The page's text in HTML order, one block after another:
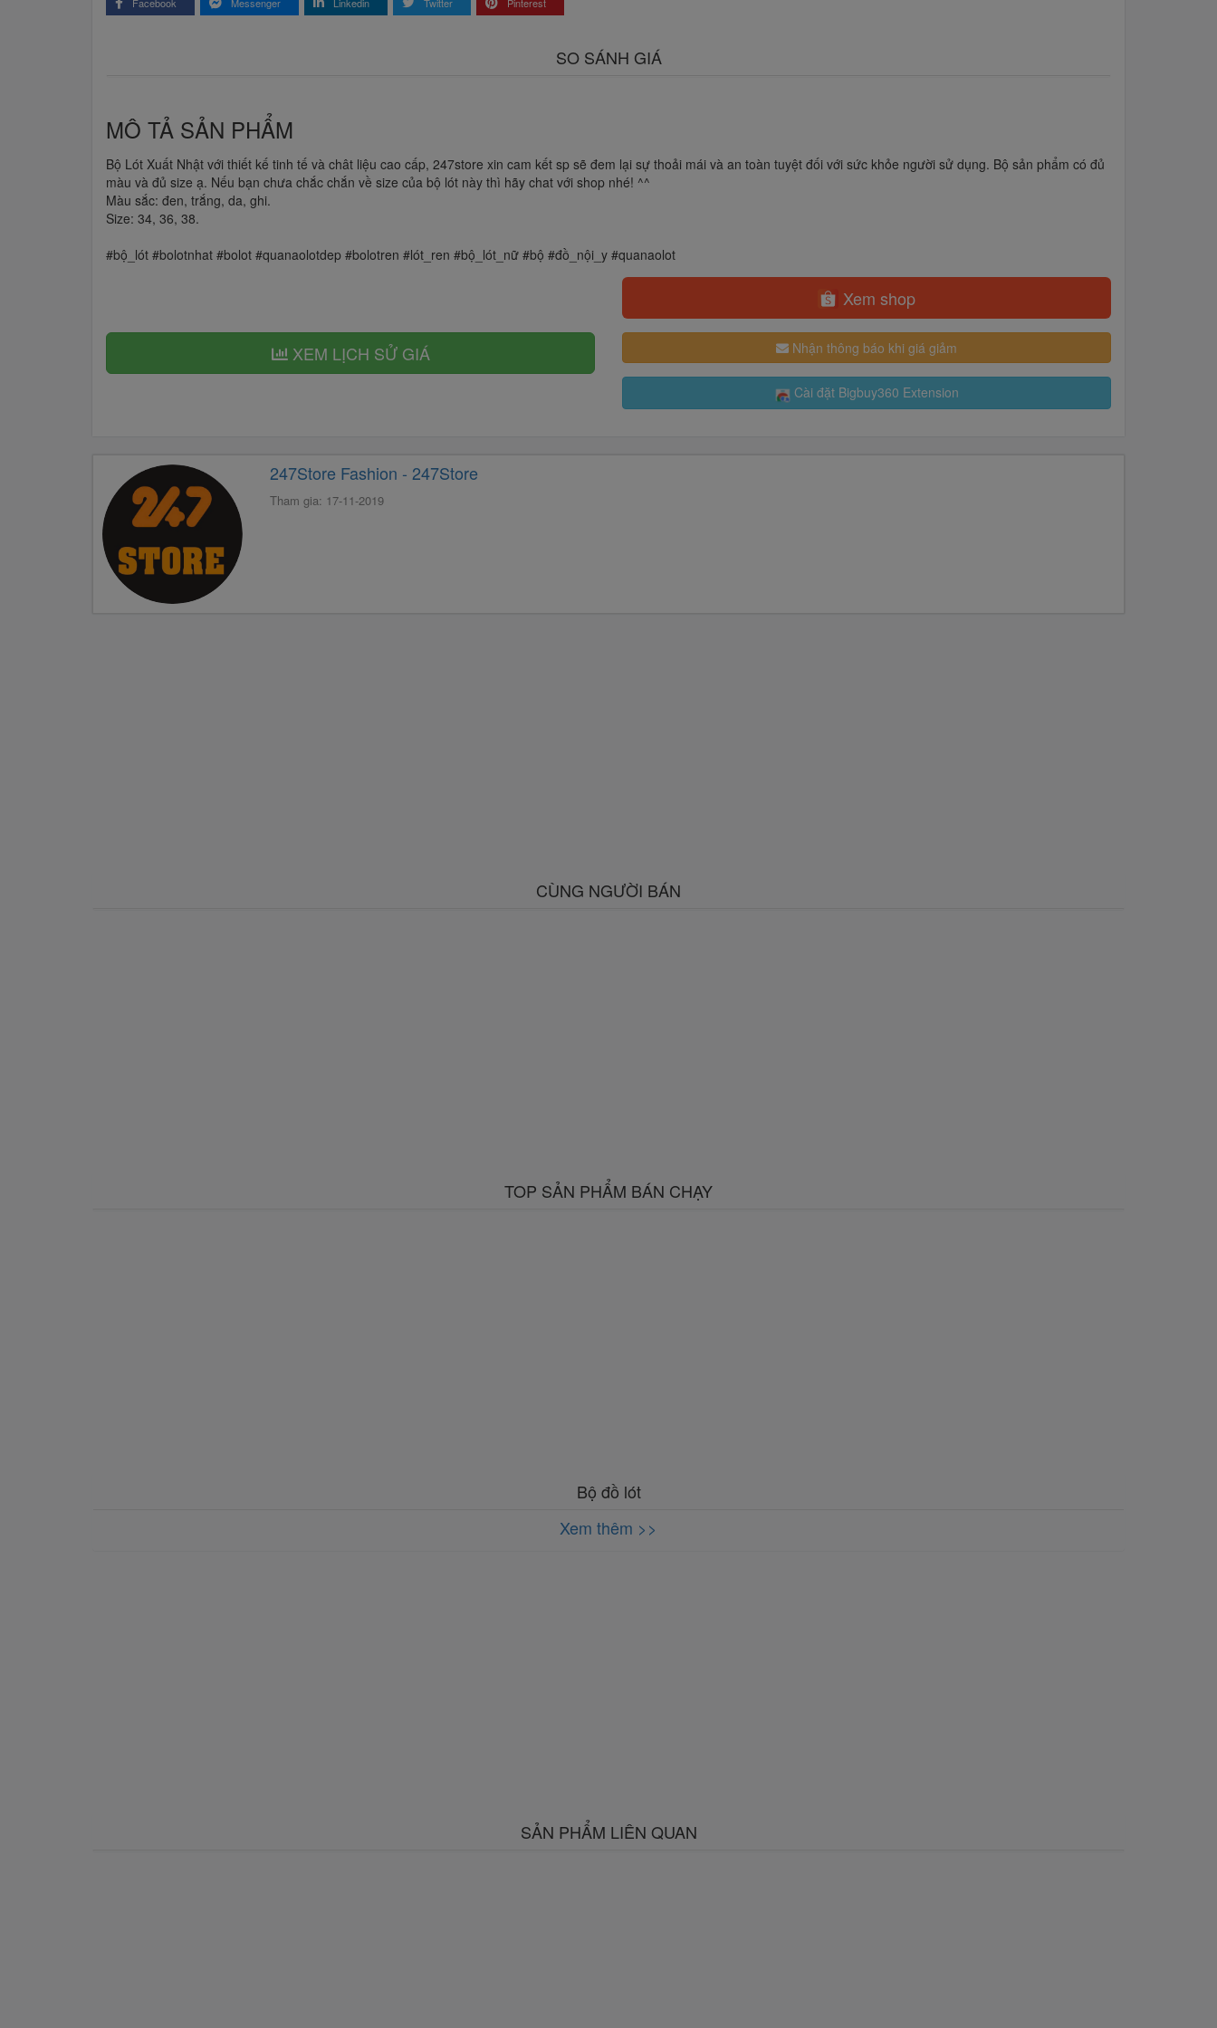
SO SÁNH GIÁ
MÔ TẢ SẢN PHẨM
Bộ Lót Xuất Nhật với thiết kế tinh tế và chât liệu cao cấp, 247store xin cam kết sp sẽ đem lại sự thoải mái và an toàn tuyệt đối với sức khỏe người sử dụng. Bộ sản phẩm có đủ
màu và đủ size ạ. Nếu bạn chưa chắc chắn về size của bộ lót này thì hãy chat với shop nhé! ^^
Màu sắc: đen, trắng, da, ghi.
Size: 34, 36, 38.
#bộ_lót #bolotnhat #bolot #quanaolotdep #bolotren #lót_ren #bộ_lót_nữ #bộ #đồ_nội_y #quanaolot
Xem shop
XEM LỊCH SỬ GIÁ Nhận thông báo khi giá giảm
Cài đặt Bigbuy360 Extension
247Store Fashion - 247Store
Tham gia: 17-11-2019
CÙNG NGƯỜI BÁN
TOP SẢN PHẨM BÁN CHẠY
Bộ đồ lót
Xem thêm >>
SẢN PHẨM LIÊN QUAN